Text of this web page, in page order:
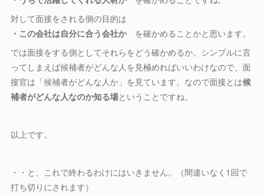
対して面接をされる側の目的は
・この会社は自分に合う会社か を確かめることかと思います。
では面接をする側としてそれらをどう確かめるか。シンプルに言
ってしまえば候補者がどんな人を見極めればいいわけなので、面
接官は「候補者がどんな人か」を見ています。なので面接とは候
補者がどんな人なのか知る場ということですね。
以上です。
・・と、これで終わるわけにはいきません。（間違いなく1回で
打ち切りにされます）